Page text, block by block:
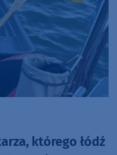
którego łódź